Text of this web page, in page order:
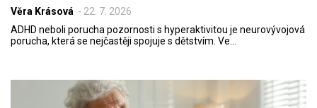
Věra Krásová - 22. 7. 2026
ADHD neboli porucha pozornosti s hyperaktivitou je neurovývojová
porucha, která se nejčastěji spojuje s dětstvím. Ve…